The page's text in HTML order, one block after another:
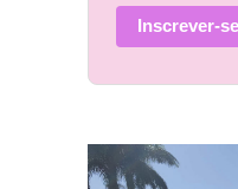
Inscrever-se